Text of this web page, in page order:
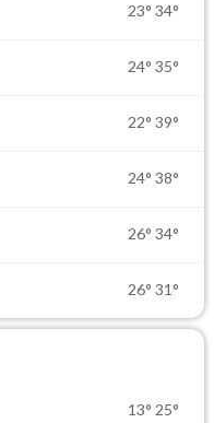
23° 34°
24° 35°
22° 39°
24° 38°
26° 34°
26° 31°
13° 25°